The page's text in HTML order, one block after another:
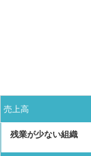
売上高